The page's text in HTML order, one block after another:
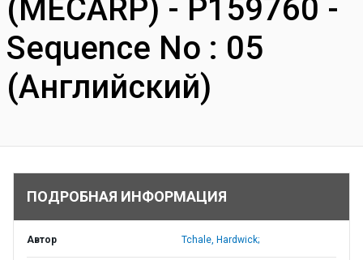
(MECARP) - P159760 -
Sequence No : 05
(Английский)
ПОДРОБНАЯ ИНФОРМАЦИЯ
Автор Tchale, Hardwick;